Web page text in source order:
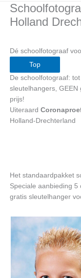
Holland
Dé schoolfotograaf
Top
De schoolfotograaf:
sleutelhangers,
prijs!
Uiteraard
Holland-Drechterland
Het standaardpakket
Speciale aanbieding
gratis sleutelhanger